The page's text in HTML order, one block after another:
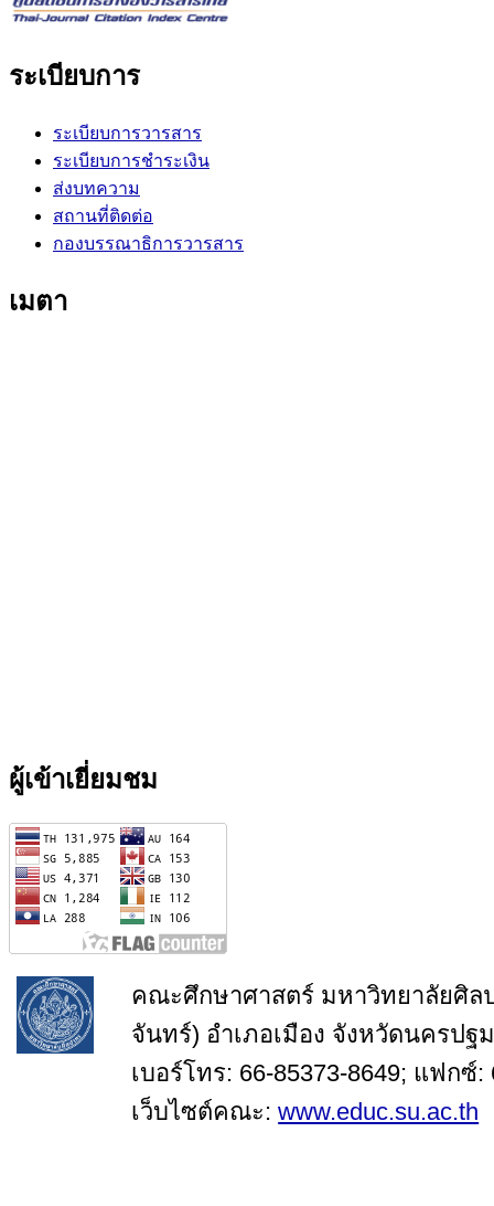
ระเบียบการ
ระเบียบการวารสาร
ระเบียบการชำระเงิน
ส่งบทความ
สถานที่ติดต่อ
กองบรรณาธิการวารสาร
เมตา
ผู้เข้าเยี่ยมชม
คณะศึกษาศาสตร์ มหาวิทยาลัยศิล
จันทร์) อำเภอเมือง จังหวัดนครปฐ
เบอร์โทร: 66-85373-8649; แฟกซ์:
เว็บไซต์คณะ:www.educ.su.ac.th